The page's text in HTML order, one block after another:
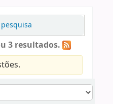
3 resultados.